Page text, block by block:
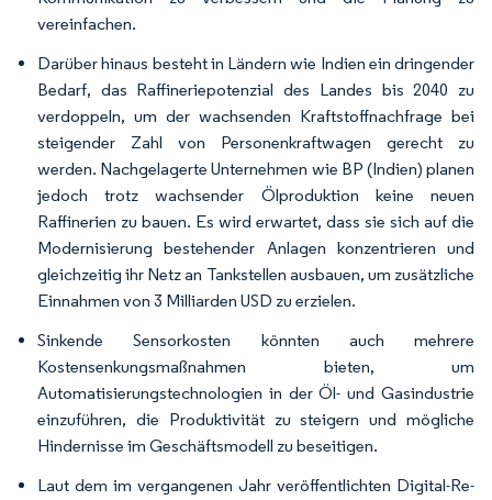
vereinfachen.
Darüber hinaus besteht in Ländern wie Indien ein dringender
Bedarf, das Raffineriepotenzial des Landes bis 2040 zu
verdoppeln, um der wachsenden Kraftstoffnachfrage bei
steigender Zahl von Personenkraftwagen gerecht zu
werden. Nachgelagerte Unternehmen wie BP (Indien) planen
jedoch trotz wachsender Ölproduktion keine neuen
Raffinerien zu bauen. Es wird erwartet, dass sie sich auf die
Modernisierung bestehender Anlagen konzentrieren und
gleichzeitig ihr Netz an Tankstellen ausbauen, um zusätzliche
Einnahmen von 3 Milliarden USD zu erzielen.
Sinkende Sensorkosten könnten auch mehrere
Kostensenkungsmaßnahmen bieten, um
Automatisierungstechnologien in der Öl- und Gasindustrie
einzuführen, die Produktivität zu steigern und mögliche
Hindernisse im Geschäftsmodell zu beseitigen.
Laut dem im vergangenen Jahr veröffentlichten Digital-Re-